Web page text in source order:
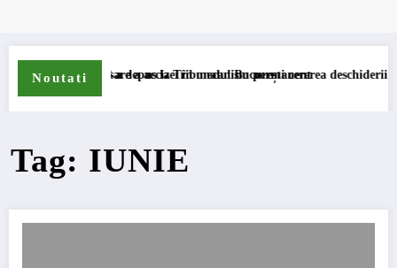
Noutati
de compensare a accizei în mecanism permanent
STB a depus la Tribunalul București cererea deschiderii
Tag: IUNIE